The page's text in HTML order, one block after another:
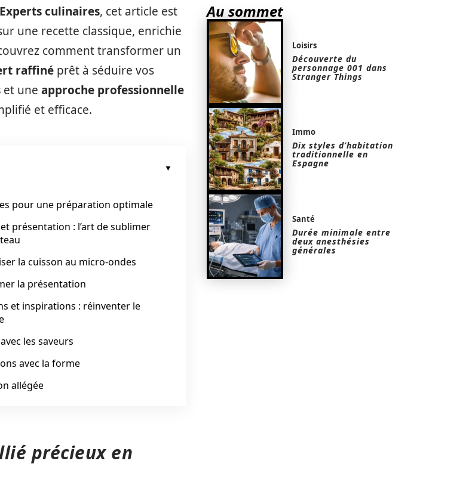
Experts culinaires, cet article est
une recette classique, enrichie
comment transformer un
raffiné prêt à séduire vos
et une approche professionnelle
et efficace.
pour une préparation optimale
présentation : l’art de sublimer
la cuisson au micro-ondes
la présentation
et inspirations : réinventer le
les saveurs
avec la forme
allégée
précieux en
Au sommet
Loisirs
Découverte du
personnage 001 dans
Stranger Things
Immo
Dix styles d’habitation
traditionnelle en
Espagne
Santé
Durée minimale entre
deux anesthésies
générales